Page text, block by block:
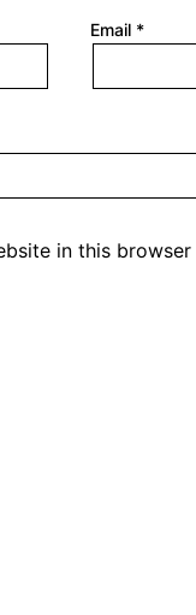
Email *
in this